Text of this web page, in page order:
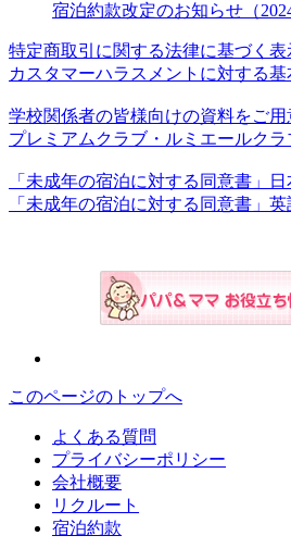
宿泊約款改定のお知らせ（
特定商取引に関する法律に基づく表
カスタマーハラスメントに対する基
学校関係者の皆様向けの資料をご
プレミアムクラブ・ルミエールク
「未成年の宿泊に対する同意書」
「未成年の宿泊に対する同意書」
このページのトップへ
よくある質問
プライバシーポリシー
会社概要
リクルート
宿泊約款